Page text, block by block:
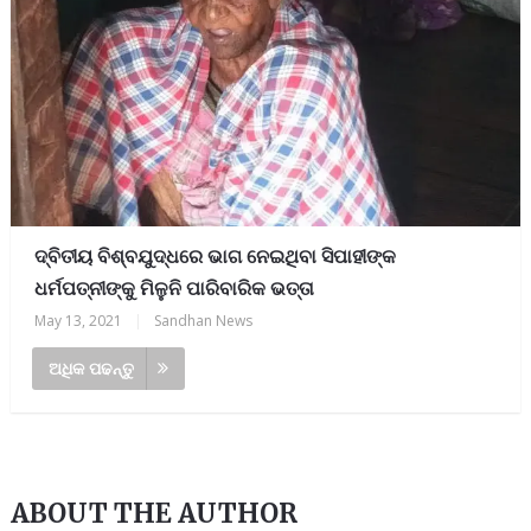
ଦ୍ବିତୀୟ ବିଶ୍ବଯୁଦ୍ଧରେ ଭାଗ ନେଇଥିବା ସିପାହୀଙ୍କ
ଧର୍ମପତ୍ନୀଙ୍କୁ ମିଳୁନି ପାରିବାରିକ ଭତ୍ତା
May 13, 2021 Sandhan News
ଅଧିକ ପଢନ୍ତୁ
ABOUT THE AUTHOR